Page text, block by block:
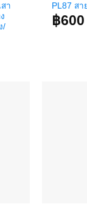
า
/
PL87 ส
฿600